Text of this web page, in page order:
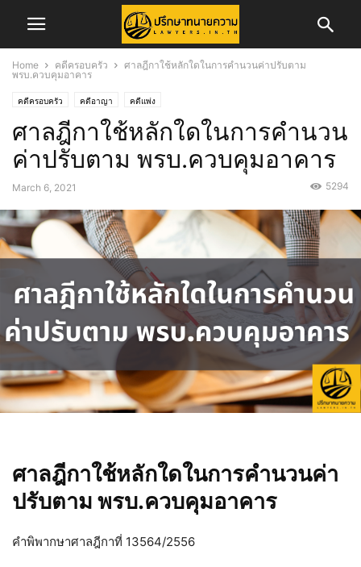
Home คดีครอบครัว
ศาลฎีกาใช้หลักใดในการคำนวนค่าปรับตาม
พรบ.ควบคุมอาคาร
คดีครอบครัว คดีอาญา คดีแพ่ง
ศาลฎีกาใช้หลักใดในการคำนวน
ค่าปรับตาม พรบ.ควบคุมอาคาร
March 6, 2021 5294
ศาลฎีกาใช้หลักใดในการคำนวนค่า
ปรับตาม พรบ.ควบคุมอาคาร
คำพิพากษาศาลฎีกาที่ 13564/2556